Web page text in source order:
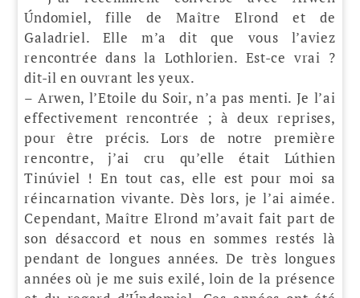
Úndomiel, fille de Maître Elrond et de
Galadriel. Elle m’a dit que vous l’aviez
rencontrée dans la Lothlorien. Est-ce vrai ?
dit-il en ouvrant les yeux.
– Arwen, l’Etoile du Soir, n’a pas menti. Je l’ai
effectivement rencontrée ; à deux reprises,
pour être précis. Lors de notre première
rencontre, j’ai cru qu’elle était Lúthien
Tinúviel ! En tout cas, elle est pour moi sa
réincarnation vivante. Dès lors, je l’ai aimée.
Cependant, Maître Elrond m’avait fait part de
son désaccord et nous en sommes restés là
pendant de longues années. De très longues
années où je me suis exilé, loin de la présence